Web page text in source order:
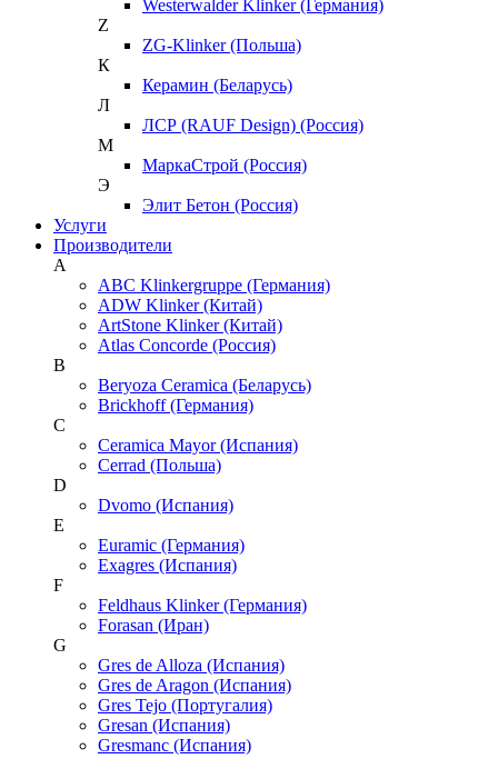
Westerwalder Klinker (Германия)
Z
ZG-Klinker (Польша)
К
Керамин (Беларусь)
Л
ЛСР (RAUF Design) (Россия)
М
МаркаСтрой (Россия)
Э
Элит Бетон (Россия)
Услуги
Производители
A
ABC Klinkergruppe (Германия)
ADW Klinker (Китай)
ArtStone Klinker (Китай)
Atlas Concorde (Россия)
B
Beryoza Ceramica (Беларусь)
Brickhoff (Германия)
C
Ceramica Mayor (Испания)
Cerrad (Польша)
D
Dvomo (Испания)
E
Euramic (Германия)
Exagres (Испания)
F
Feldhaus Klinker (Германия)
Forasan (Иран)
G
Gres de Alloza (Испания)
Gres de Aragon (Испания)
Gres Tejo (Португалия)
Gresan (Испания)
Gresmanc (Испания)